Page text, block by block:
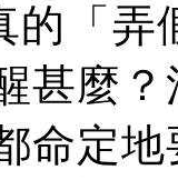
的「弄
甚麼
命定